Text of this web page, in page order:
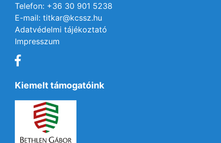
Telefon: +36 30 901 5238
E-mail: titkar@kcssz.hu
Adatvédelmi tájékoztató
Impresszum
Kiemelt támogatóink